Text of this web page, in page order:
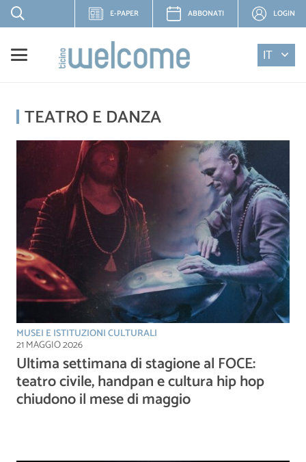
E-PAPER ABBONATI LOGIN
IT
TEATRO E DANZA
MUSEI E ISTITUZIONI CULTURALI
21 MAGGIO 2026
Ultima settimana di stagione al FOCE:
teatro civile, handpan e cultura hip hop
chiudono il mese di maggio